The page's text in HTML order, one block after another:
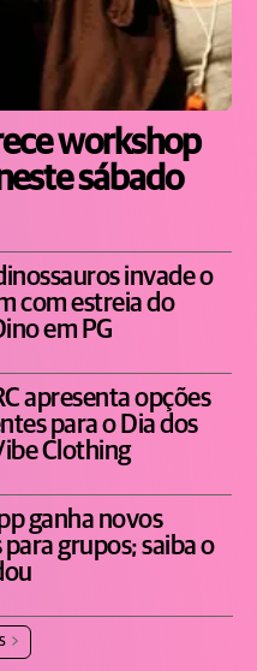
workshop
sábado
invade o
com estreia do
em PG
apresenta opções
para o Dia dos
Clothing
ganha novos
grupos; saiba o